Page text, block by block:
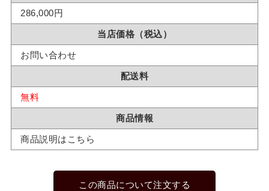
286,000円
当店価格（税込）
お問い合わせ
配送料
無料
商品情報
商品説明はこちら
この商品について注文する